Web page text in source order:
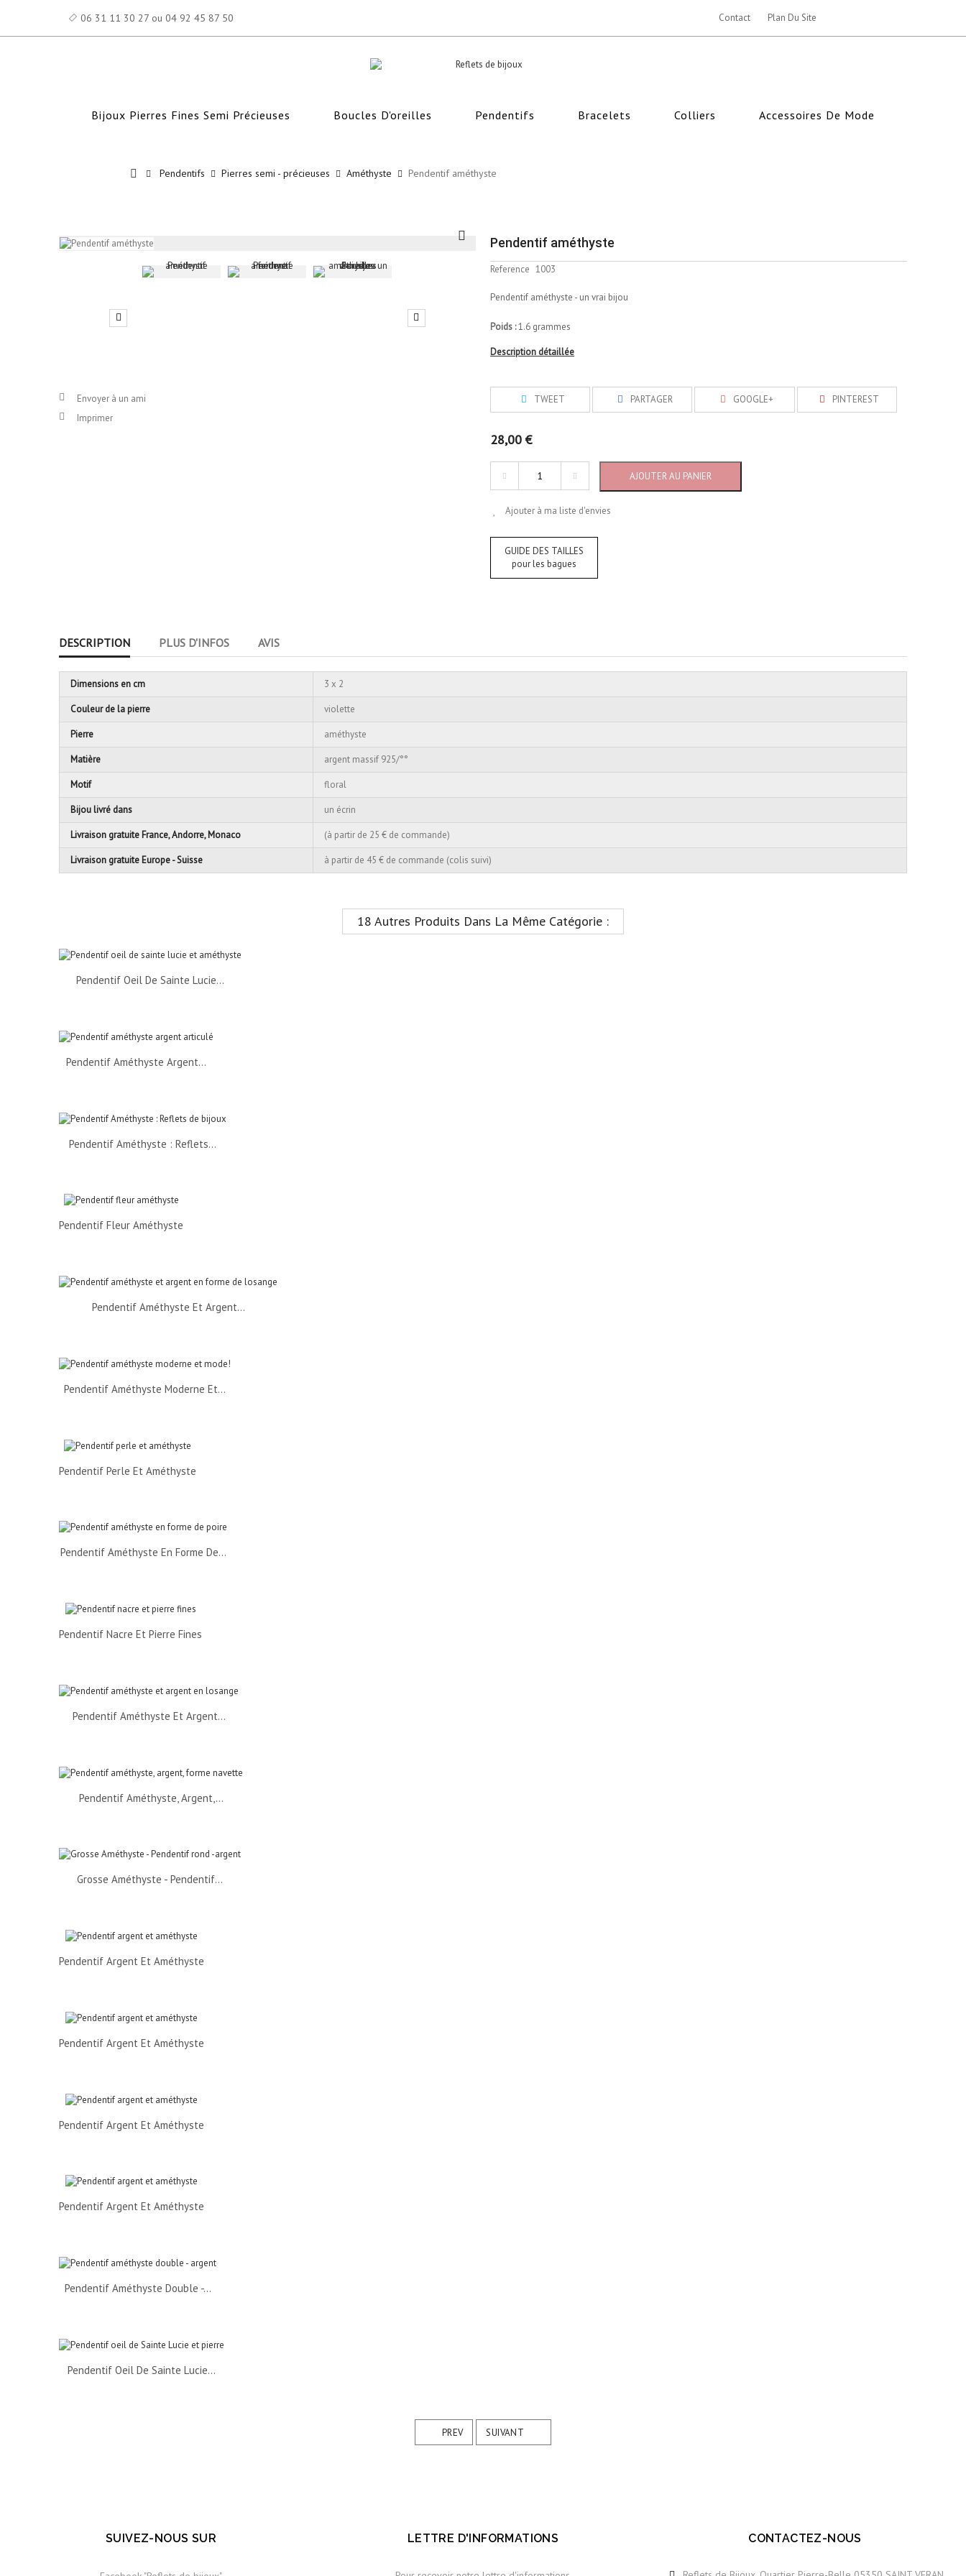
06 31 11 30 27 ou 04 92 45 87 50 Contact Plan Du Site
Bijoux Pierres Fines Semi Précieuses Boucles D'oreilles Pendentifs Bracelets Colliers Accessoires De Mode
Pendentifs Pierres semi - précieuses Améthyste Pendentif améthyste
Envoyer à un ami
Imprimer
Pendentif améthyste
Reference 1003
Pendentif améthyste - un vrai bijou
Poids :1.6 grammes
Description détaillée
TWEET PARTAGER GOOGLE+ PINTEREST
28,00 €
AJOUTER AU PANIER
Ajouter à ma liste d'envies
GUIDE DES TAILLES
pour les bagues
DESCRIPTION PLUS D'INFOS AVIS
Dimensions en cm 3 x 2
Couleur de la pierre violette
Pierre améthyste
Matière argent massif 925/°°
Motif floral
Bijou livré dans un écrin
Livraison gratuite France, Andorre, Monaco (à partir de 25 € de commande)
Livraison gratuite Europe - Suisse à partir de 45 € de commande (colis suivi)
18 Autres Produits Dans La Même Catégorie :
Pendentif Oeil De Sainte Lucie...
Pendentif Améthyste Argent...
Pendentif Améthyste : Reflets...
Pendentif Fleur Améthyste
Pendentif Améthyste Et Argent...
Pendentif Améthyste Moderne Et...
Pendentif Perle Et Améthyste
Pendentif Améthyste En Forme De...
Pendentif Nacre Et Pierre Fines
Pendentif Améthyste Et Argent...
Pendentif Améthyste, Argent,...
Grosse Améthyste - Pendentif...
Pendentif Argent Et Améthyste
Pendentif Argent Et Améthyste
Pendentif Argent Et Améthyste
Pendentif Argent Et Améthyste
Pendentif Améthyste Double -...
Pendentif Oeil De Sainte Lucie...
PREV SUIVANT
SUIVEZ-NOUS SUR LETTRE D'INFORMATIONS CONTACTEZ-NOUS